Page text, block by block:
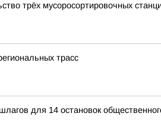
трёх мусоросортировочных
трасс
для 14 остановок